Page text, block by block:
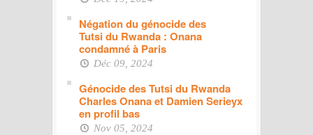
Négation du génocide des
Tutsi du Rwanda : Onana
condamné à Paris
Déc 09, 2024
Génocide des Tutsi du Rwanda
Charles Onana et Damien Serieyx
en profil bas
Nov 05, 2024